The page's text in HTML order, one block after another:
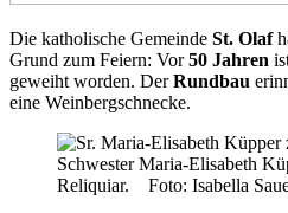
Die katholische Gemeinde St. Olaf
Grund zum Feiern: Vor50 Jahren
geweiht worden. DerRundbau
eine Weinbergschnecke.
Schwester Maria-Elisabeth
Reliquiar. Foto: Isabella